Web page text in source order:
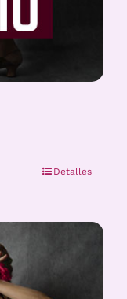
Detalles